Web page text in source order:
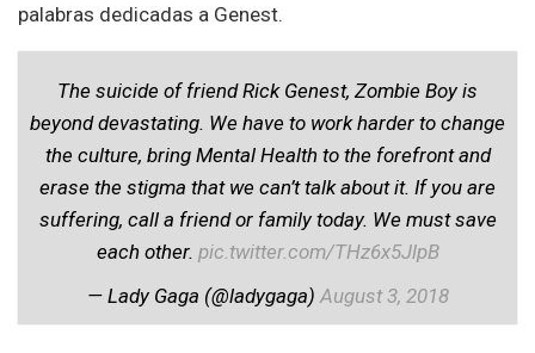
palabras dedicadas a Genest.
The suicide of friend Rick Genest, Zombie Boy is
beyond devastating. We have to work harder to change
the culture, bring Mental Health to the forefront and
erase the stigma that we can’t talk about it. If you are
suffering, call a friend or family today. We must save
each other. pic.twitter.com/THz6x5JlpB
— Lady Gaga (@ladygaga) August 3, 2018